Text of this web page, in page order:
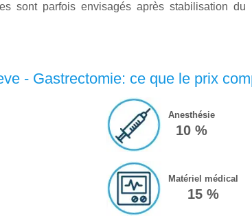
sont parfois envisagés après stabilisation
- Gastrectomie: ce que le prix
Anesthésie
10 %
Matériel médical
15 %